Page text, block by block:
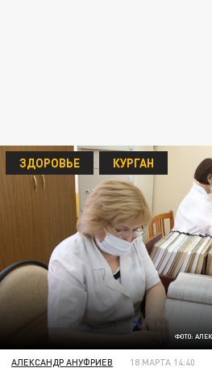
ФОТО:
ЗДОРОВЬЕ КУРГАН
АЛЕКСАНДР АНУФРИЕВ 18 МАРТА 14:40